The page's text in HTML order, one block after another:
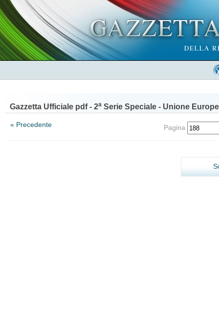
Gazzetta Ufficiale pdf - 2a Serie Speciale - Unione
« Precedente Pagina